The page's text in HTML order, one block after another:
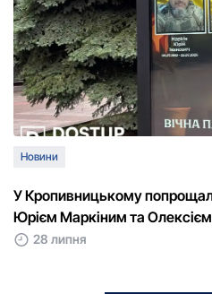
Новини
У Кропивницькому
Юрієм Маркіним та
28 липня